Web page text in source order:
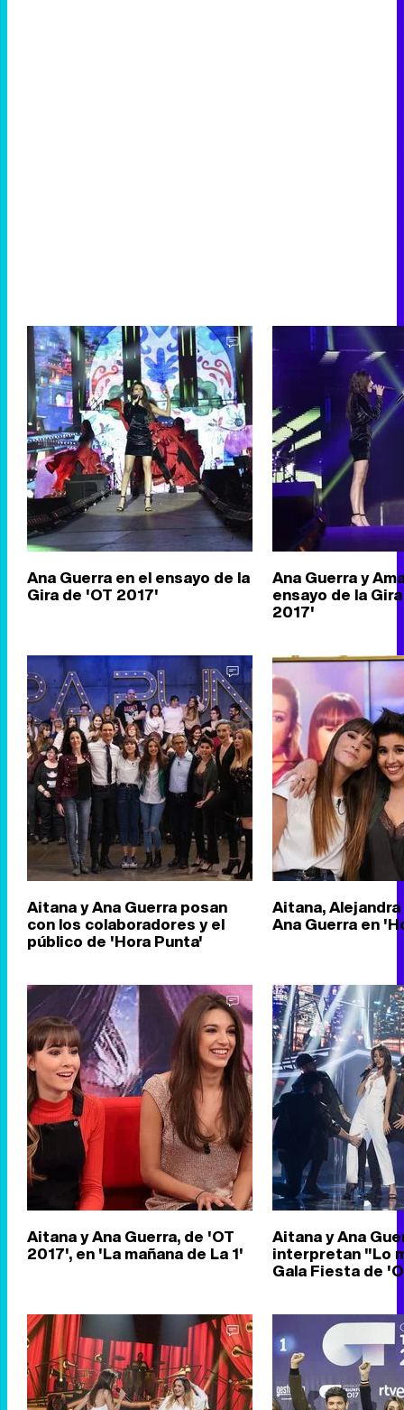
Ana Guerra en el ensayo de la
Gira de 'OT 2017'
Ana Guerra y
ensayo de la
2017'
Aitana y Ana Guerra posan
con los colaboradores y el
público de 'Hora Punta'
Aitana,
Ana Guerra en
Aitana y Ana Guerra, de 'OT
2017', en 'La mañana de La 1'
Aitana y Ana
interpretan "Lo
Gala Fiesta de